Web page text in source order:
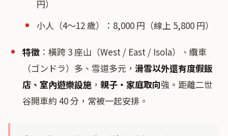
円）
小人（4〜12 歲）：8,000 円（線上 5,800 円）
特徵 ：橫跨 3 座山（West / East / Isola）、纜車
（ゴンドラ）多、雪道多元， 滑雪以外還有度假飯
店、室內遊樂設施 ， 親子・家庭取向強。距離二世
谷開車約 40 分，常被一起安排。